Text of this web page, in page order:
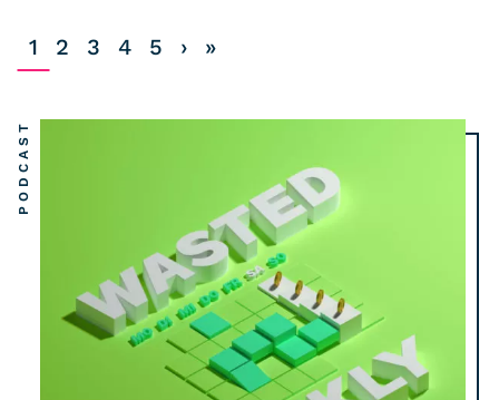
WASTED WEEKLY
Redebedarf
Last Game Standing
Top 5
RSS-Feed
1 2 3 4 5 › »
PODCAST